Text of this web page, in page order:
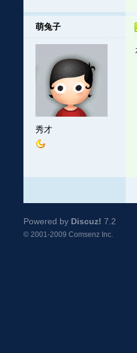
萌兔子
秀才
Powered by Discuz! 7.2
© 2001-2009Comsenz Inc.